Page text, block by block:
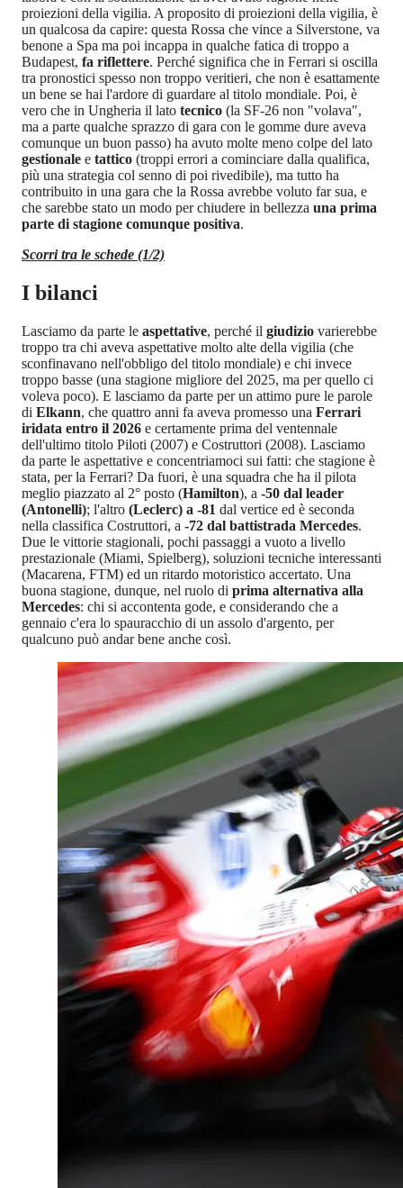
proiezioni della vigilia. A proposito di proiezioni della vigilia, è
un qualcosa da capire: questa Rossa che vince a Silverstone, va
benone a Spa ma poi incappa in qualche fatica di troppo a
Budapest, fa riflettere. Perché significa che in Ferrari si oscilla
tra pronostici spesso non troppo veritieri, che non è esattamente
un bene se hai l'ardore di guardare al titolo mondiale. Poi, è
vero che in Ungheria il lato tecnico (la SF-26 non "volava",
ma a parte qualche sprazzo di gara con le gomme dure aveva
comunque un buon passo) ha avuto molte meno colpe del lato
gestionale e tattico (troppi errori a cominciare dalla qualifica,
più una strategia col senno di poi rivedibile), ma tutto ha
contribuito in una gara che la Rossa avrebbe voluto far sua, e
che sarebbe stato un modo per chiudere in bellezza una prima
parte di stagione comunque positiva.
Scorri tra le schede (1/2)
I bilanci
Lasciamo da parte le aspettative, perché il giudizio varierebbe
troppo tra chi aveva aspettative molto alte della vigilia (che
sconfinavano nell'obbligo del titolo mondiale) e chi invece
troppo basse (una stagione migliore del 2025, ma per quello ci
voleva poco). E lasciamo da parte per un attimo pure le parole
di Elkann, che quattro anni fa aveva promesso una Ferrari
iridata entro il 2026 e certamente prima del ventennale
dell'ultimo titolo Piloti (2007) e Costruttori (2008). Lasciamo
da parte le aspettative e concentriamoci sui fatti: che stagione è
stata, per la Ferrari? Da fuori, è una squadra che ha il pilota
meglio piazzato al 2° posto (Hamilton), a -50 dal leader
(Antonelli); l'altro (Leclerc) a -81 dal vertice ed è seconda
nella classifica Costruttori, a -72 dal battistrada Mercedes.
Due le vittorie stagionali, pochi passaggi a vuoto a livello
prestazionale (Miami, Spielberg), soluzioni tecniche interessanti
(Macarena, FTM) ed un ritardo motoristico accertato. Una
buona stagione, dunque, nel ruolo di prima alternativa alla
Mercedes: chi si accontenta gode, e considerando che a
gennaio c'era lo spauracchio di un assolo d'argento, per
qualcuno può andar bene anche così.